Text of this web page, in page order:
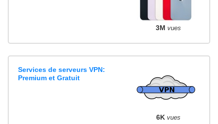
3M vues
Services de serveurs VPN:
Premium et Gratuit
6K vues